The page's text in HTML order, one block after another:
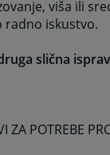
viša ili
radno iskustvo.
slična
ZA POTREBE